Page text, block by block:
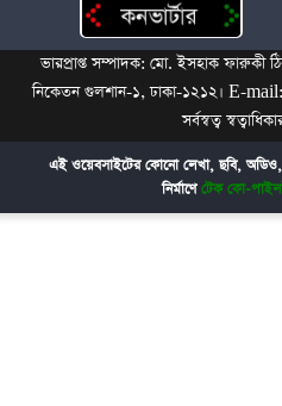
ভারপ্রাপ্ত সম্পাদক: মো. ইসহাক ফারুকী
নিকেতন গুলশান-১, ঢাকা-১২১২। E-
সর্বস্বত্ব
এই ওয়েবসাইটের কোনো লেখা, ছবি, অডিও,
নির্মাণেটেক কো-